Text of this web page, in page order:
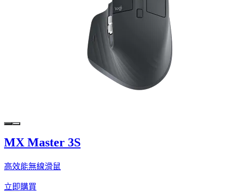
MX Master 3S
高效能無線滑鼠
立即購買